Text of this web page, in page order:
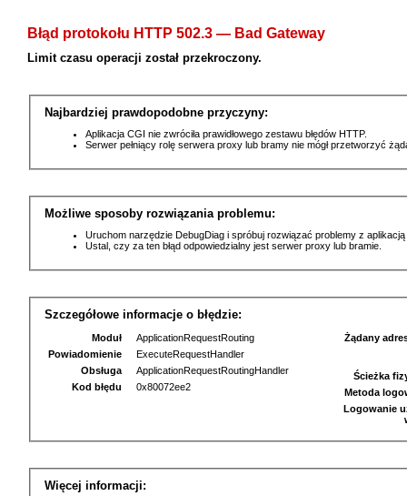
Błąd protokołu HTTP 502.3 — Bad Gateway
Limit czasu operacji został przekroczony.
Najbardziej prawdopodobne przyczyny:
Aplikacja CGI nie zwróciła prawidłowego zestawu błędów HTTP.
Serwer pełniący rolę serwera proxy lub bramy nie mógł przetworzyć
Możliwe sposoby rozwiązania problemu:
Uruchom narzędzie DebugDiag i spróbuj rozwiązać problemy z
Ustal, czy za ten błąd odpowiedzialny jest serwer proxy lub bramie.
Szczegółowe informacje o błędzie:
Moduł
ApplicationRequestRouting
Powiadomienie
ExecuteRequestHandler
Obsługa
ApplicationRequestRoutingHandler
Kod błędu
0x80072ee2
Żądany
Ścieżka
Metoda
Logowanie
Więcej informacji: